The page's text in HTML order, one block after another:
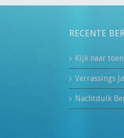
RECENTE
Kijk naar toen
Verrassings
Nachtduik